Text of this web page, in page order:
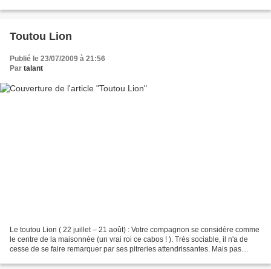
Toutou Lion
Publié le 23/07/2009 à 21:56
Par talant
Le toutou Lion ( 22 juillet – 21 août) : Votre compagnon se considère comme
le centre de la maisonnée (un vrai roi ce cabos ! ). Très sociable, il n'a de
cesse de se faire remarquer par ses pitreries attendrissantes. Mais pas